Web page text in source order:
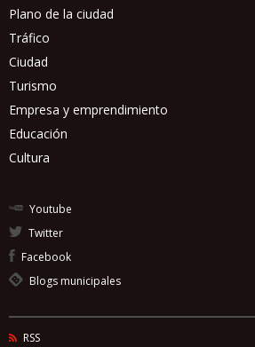
Plano de la ciudad
Tráfico
Ciudad
Turismo
Empresa y emprendimiento
Educación
Cultura
Youtube
Twitter
Facebook
Blogs municipales
RSS